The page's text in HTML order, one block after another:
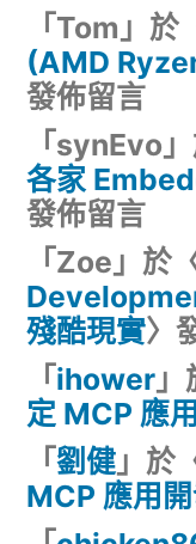
「 Tom 」於
(AMD
發佈留言
「 synEvo
各家
發佈留言
「 Zoe 」於
殘酷現實〉
「 ihower
定 MCP 應
「 劉健」於
MCP 應用